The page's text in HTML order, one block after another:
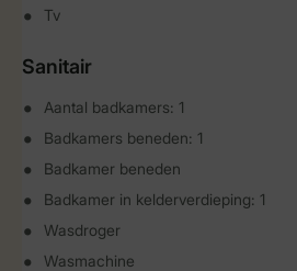
Tv
Sanitair
Aantal badkamers: 1
Badkamers beneden: 1
Badkamer beneden
Badkamer in kelderverdieping: 1
Wasdroger
Wasmachine